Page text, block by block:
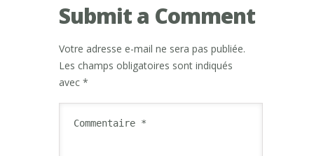
Submit a Comment
Votre adresse e-mail ne sera pas publiée.
Les champs obligatoires sont indiqués
avec *